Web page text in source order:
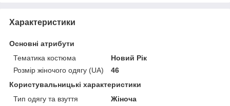
Характеристики
Основні атрибути
Тематика костюма
Новий Рік
Розмір жіночого одягу (UA)
46
Користувальницькі характеристики
Тип одягу та взуття
Жіноча